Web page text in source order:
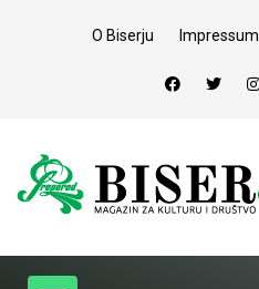
O Biserju Impressum